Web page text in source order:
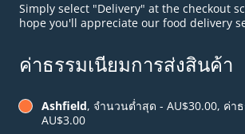
Simply select "Delivery" at the checkout
hope you'll appreciate our food delivery
ค่าธรรมเนียมการส่งสินค้า
Ashfield, จำนวนต่ำสุด - AU$30.00, ค่า
AU$3.00